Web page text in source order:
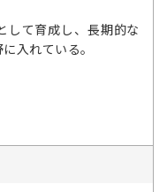
して育成し、長期的な
入れている。